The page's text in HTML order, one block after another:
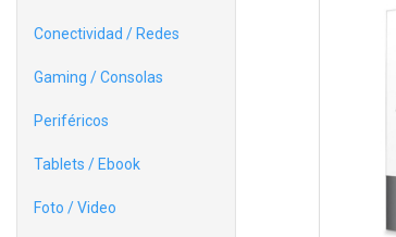
Conectividad / Redes
Gaming / Consolas
Periféricos
Tablets / Ebook
Foto / Video